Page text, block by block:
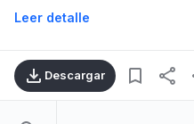
Leer detalle
Descargar